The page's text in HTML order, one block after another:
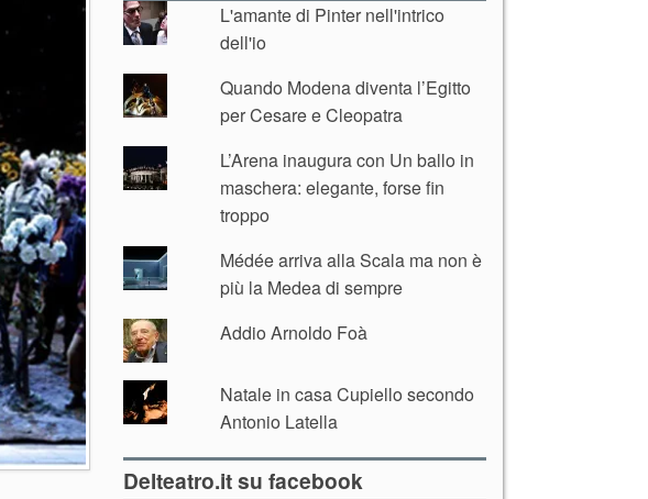
L'amante di Pinter nell'intrico
dell'io
Quando Modena diventa l’Egitto
per Cesare e Cleopatra
L’Arena inaugura con Un ballo in
maschera: elegante, forse fin
troppo
Médée arriva alla Scala ma non è
più la Medea di sempre
Addio Arnoldo Foà
Natale in casa Cupiello secondo
Antonio Latella
Delteatro.it su facebook